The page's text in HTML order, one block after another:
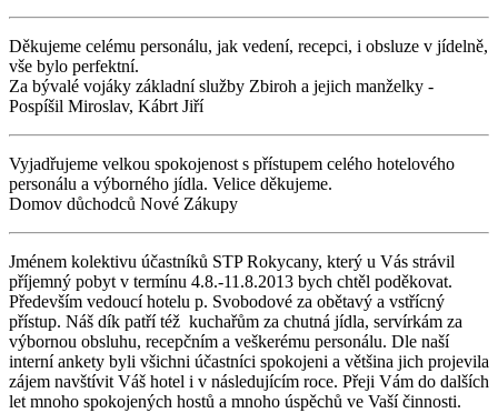
Děkujeme celému personálu, jak vedení, recepci, i obsluze v jídelně,
vše bylo perfektní.
Za bývalé vojáky základní služby Zbiroh a jejich manželky -
Pospíšil Miroslav, Kábrt Jiří
Vyjadřujeme velkou spokojenost s přístupem celého hotelového
personálu a výborného jídla. Velice děkujeme.
Domov důchodců Nové Zákupy
Jménem kolektivu účastníků STP Rokycany, který u Vás strávil
příjemný pobyt v termínu 4.8.-11.8.2013 bych chtěl poděkovat.
Především vedoucí hotelu p. Svobodové za obětavý a vstřícný
přístup. Náš dík patří též kuchařům za chutná jídla, servírkám za
výbornou obsluhu, recepčním a veškerému personálu. Dle naší
interní ankety byli všichni účastníci spokojeni a většina jich projevila
zájem navštívit Váš hotel i v následujícím roce. Přeji Vám do dalších
let mnoho spokojených hostů a mnoho úspěchů ve Vaší činnosti.